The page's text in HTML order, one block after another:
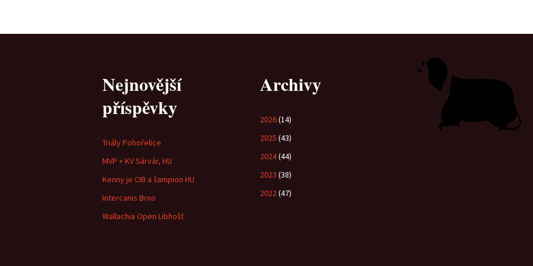
Nejnovější
příspěvky
Triály Pohořelice
MVP + KV Sárvár, HU
Kenny je CIB a šampion HU
Intercanis Brno
Wallachia Open Libhošť
Archivy
2026(14)
2025 (43)
2024(44)
2023 (38)
2022(47)